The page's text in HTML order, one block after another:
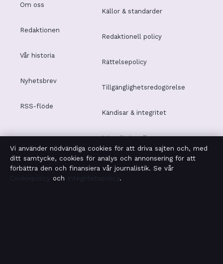
Om oss
Redaktionen
Vår historia
Nyhetsbrev
RSS-flöde
Källor & standarder
Redaktionell policy
Rättelsepolicy
Tillgänglighetsredogörelse
Kändisar & integritet
Integritetspolicy
OM SAMHÄLLSBEVAKNING I KORTHET
Vi använder nödvändiga cookies för att driva sajten och, med
ditt samtycke, cookies för analys och annonsering för att
förbättra den och finansiera vår journalistik. Se vår
Cookiepolicy och Integritetspolicy.